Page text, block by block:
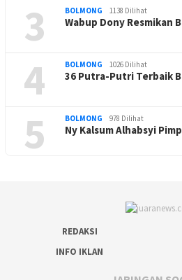
3 BOLMONG 1138 Dilihat
Wabup Dony Resmikan
4 BOLMONG 1026 Dilihat
36 Putra-Putri Terbaik
5 BOLMONG 978 Dilihat
Ny Kalsum Alhabsyi
REDAKSI
INFO IKLAN